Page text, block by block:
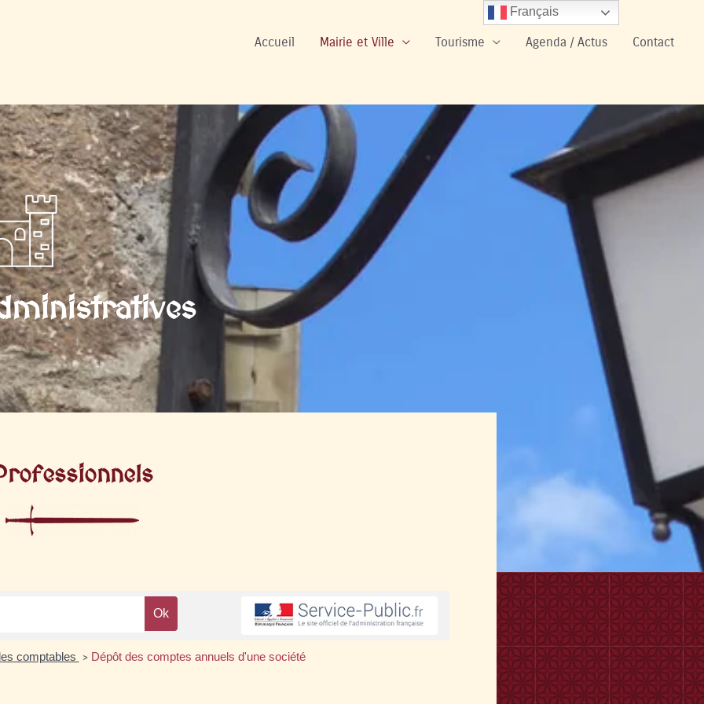
Accueil Mairie et Ville Tourisme Agenda / Actus Contact
comptables > Dépôt des comptes annuels d'une société
Français